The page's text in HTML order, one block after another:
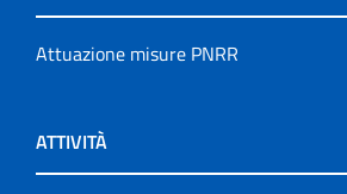
Attuazione misure PNRR
ATTIVITÀ